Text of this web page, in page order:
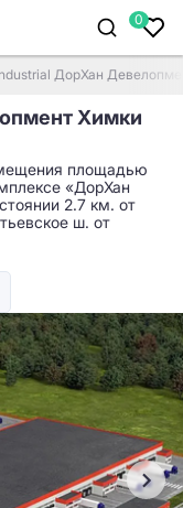
0
ДорХан
Химки
площадью
«ДорХан
2.7 км. от
ш. от